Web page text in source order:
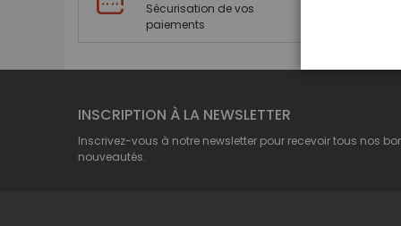
Sécurisation de vos
paiements
INSCRIPTION À LA NEWSLETTER
Inscrivez-vous à notre newsletter pour recevoir tous nos
nouveautés.